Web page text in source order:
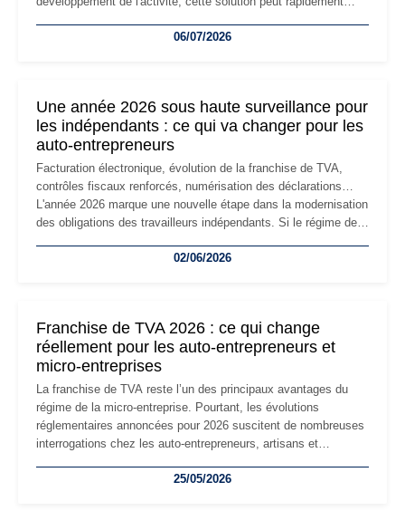
professionnels, recrutement, image de marque… Le
06/07/2026
Une année 2026 sous haute surveillance pour
les indépendants : ce qui va changer pour les
auto-entrepreneurs
Facturation électronique, évolution de la franchise de TVA,
contrôles fiscaux renforcés, numérisation des déclarations…
L'année 2026 marque une nouvelle étape dans la modernisation
des obligations des travailleurs indépendants. Si le régime de
les auto-entrepreneurs devront s'adapter à un environnement
02/06/2026
Franchise de TVA 2026 : ce qui change
réellement pour les auto-entrepreneurs et
micro-entreprises
La franchise de TVA reste l’un des principaux avantages du
régime de la micro-entreprise. Pourtant, les évolutions
réglementaires annoncées pour 2026 suscitent de nombreuses
interrogations chez les auto-entrepreneurs, artisans et
facturation ou risque de bascule vers la TVA : les règles
25/05/2026